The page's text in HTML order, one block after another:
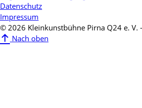
Datenschutz
Impressum
© 2026 Kleinkunstbühne Pirna Q24 e. V.
Nach oben